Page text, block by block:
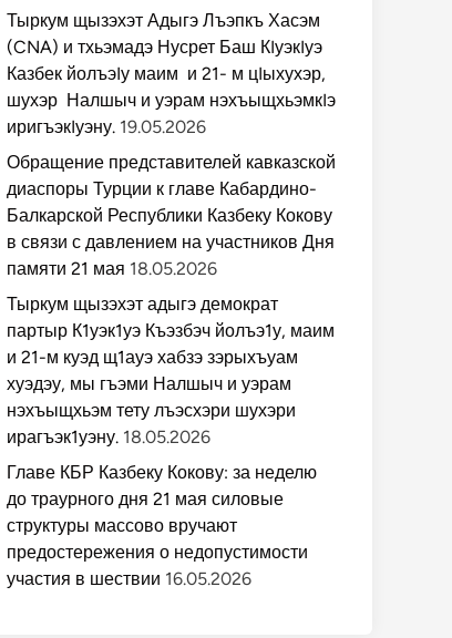
Тыркум щызэхэт Адыгэ Лъэпкъ Хасэм
(CNA) и тхьэмадэ Нусрет Баш КIуэкIуэ
Казбек йолъэIу маим и 21- м цIыхухэр,
шухэр Налшыч и уэрам нэхъыщхьэмкIэ
иригъэкIуэну. 19.05.2026
Обращение представителей кавказской
диаспоры Турции к главе Кабардино-
Балкарской Республики Казбеку Кокову
в связи с давлением на участников Дня
памяти 21 мая 18.05.2026
Тыркум щызэхэт адыгэ демократ
партыр К1уэк1уэ Къэзбэч йолъэ1у, маим
и 21-м куэд щ1ауэ хабзэ зэрыхъуам
хуэдэу, мы гъэми Налшыч и уэрам
нэхъыщхьэм тету лъэсхэри шухэри
ирагъэк1уэну. 18.05.2026
Главе КБР Казбеку Кокову: за неделю
до траурного дня 21 мая силовые
структуры массово вручают
предостережения о недопустимости
участия в шествии 16.05.2026